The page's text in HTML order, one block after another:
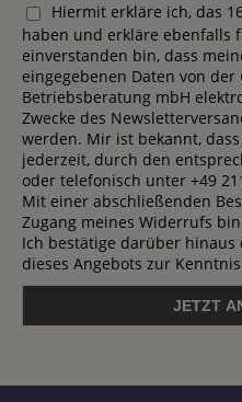
Hiermit erkläre ich, das
haben und erkläre ebenfalls
einverstanden bin, dass
eingegebenen Daten von
Betriebsberatung mbH
Zwecke des
werden. Mir ist bekannt,
jederzeit, durch den
oder telefonisch unter +49
Mit einer abschließenden
Zugang meines Widerrufs
Ich bestätige darüber
dieses Angebots zur